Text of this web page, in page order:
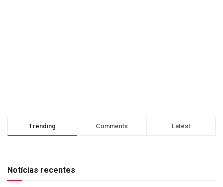
Trending Comments Latest
Notícias recentes